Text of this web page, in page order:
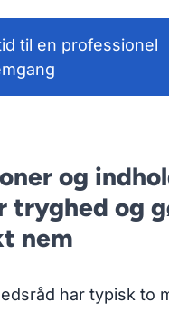
til en professionel
og
tryghed og
nem
har typisk to